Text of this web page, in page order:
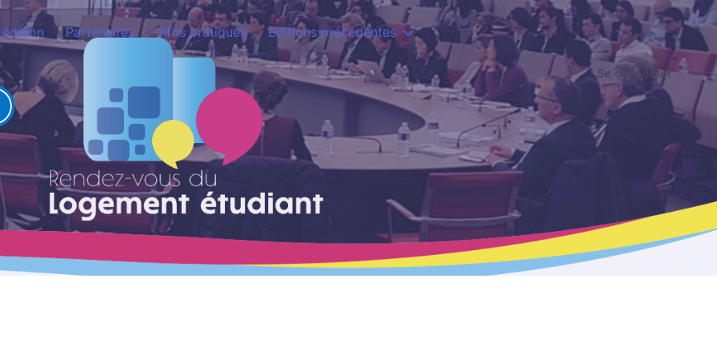
édition
Partenaires Infos pratiques Editions précédentes
Se connecter